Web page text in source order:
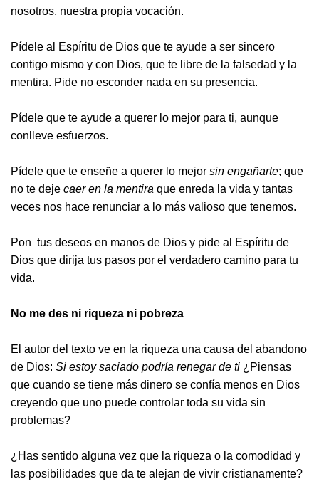
nosotros, nuestra propia vocación.
Pídele al Espíritu de Dios que te ayude a ser sincero
contigo mismo y con Dios, que te libre de la falsedad y la
mentira. Pide no esconder nada en su presencia.
Pídele que te ayude a querer lo mejor para ti, aunque
conlleve esfuerzos.
Pídele que te enseñe a querer lo mejor sin engañarte; que
no te deje caer en la mentira que enreda la vida y tantas
veces nos hace renunciar a lo más valioso que tenemos.
Pon tus deseos en manos de Dios y pide al Espíritu de
Dios que dirija tus pasos por el verdadero camino para tu
vida.
No me des ni riqueza ni pobreza
El autor del texto ve en la riqueza una causa del abandono
de Dios: Si estoy saciado podría renegar de ti ¿Piensas
que cuando se tiene más dinero se confía menos en Dios
creyendo que uno puede controlar toda su vida sin
problemas?
¿Has sentido alguna vez que la riqueza o la comodidad y
las posibilidades que da te alejan de vivir cristianamente?